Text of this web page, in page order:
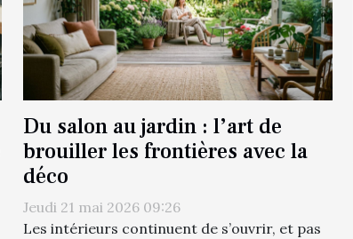
Du salon au jardin : l’art de
brouiller les frontières avec la
déco
Jeudi 21 mai 2026 09:26
Les intérieurs continuent de s’ouvrir, et pas